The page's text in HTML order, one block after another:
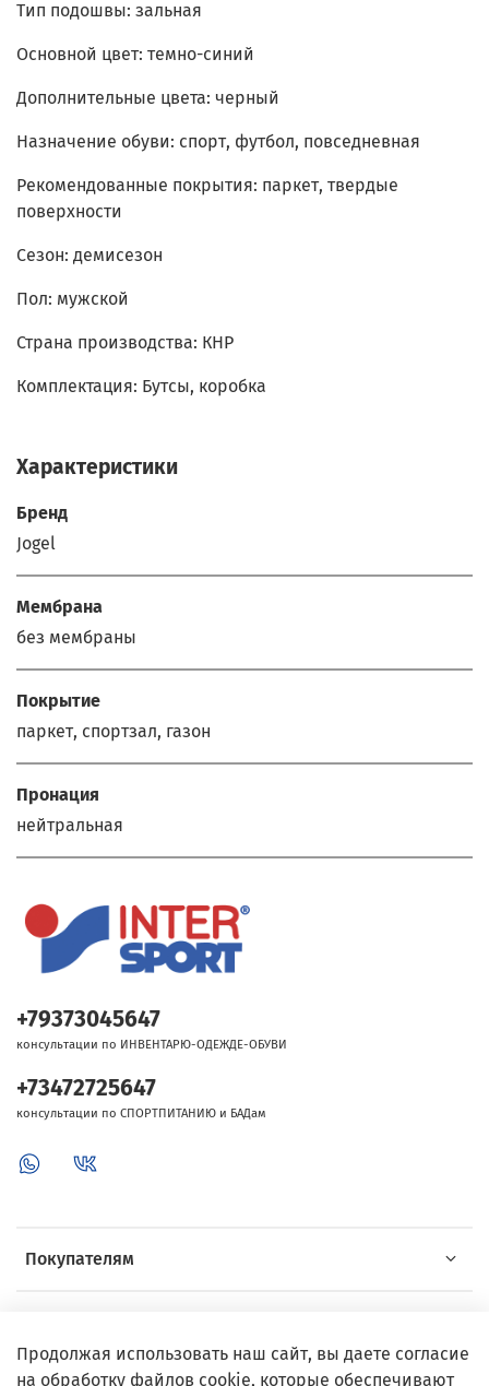
Тип подошвы: зальная
Основной цвет: темно-синий
Дополнительные цвета: черный
Назначение обуви: спорт, футбол, повседневная
Рекомендованные покрытия: паркет, твердые
поверхности
Сезон: демисезон
Пол: мужской
Страна производства: КНР
Комплектация: Бутсы, коробка
Характеристики
Бренд
Jogel
Мембрана
без мембраны
Покрытие
паркет, спортзал, газон
Пронация
нейтральная
Покупателям
+79373045647
консультации по ИНВЕНТАРЮ-ОДЕЖДЕ-ОБУВИ
+73472725647
консультации по СПОРТПИТАНИЮ и БАДам
Продолжая использовать наш сайт, вы даете согласие
на обработку файлов cookie, которые обеспечивают